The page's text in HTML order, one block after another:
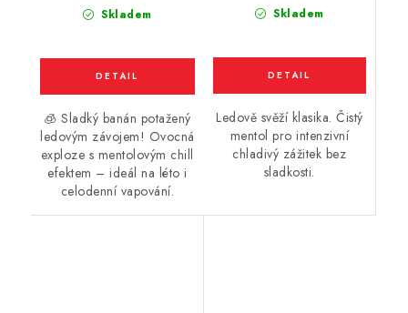
Skladem
🧊 Sladký banán potažený
ledovým závojem! Ovocná
exploze s mentolovým chill
efektem – ideál na léto i
celodenní vapování.
Skladem
Ledově svěží klasika. Čistý
mentol pro intenzivní
chladivý zážitek bez
sladkosti.